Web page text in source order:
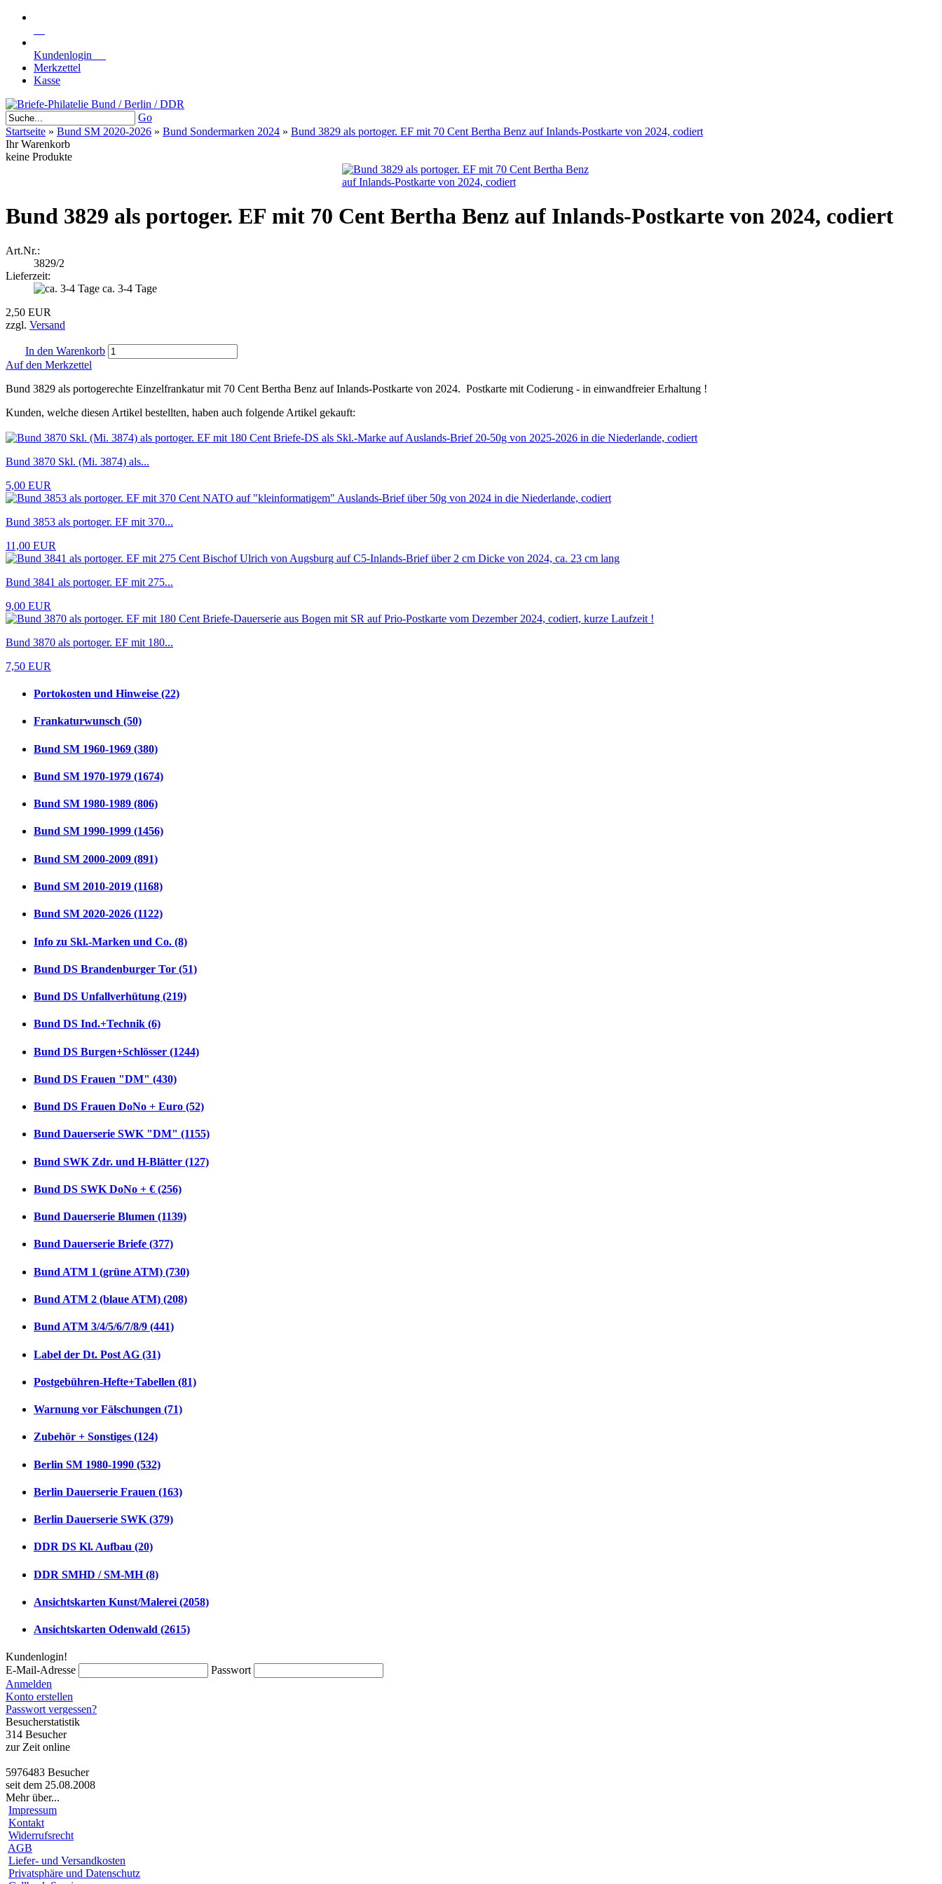
Kundenlogin
Merkzettel
Kasse
Go
Startseite » Bund SM 2020-2026 » Bund Sondermarken 2024 » Bund 3829 als portoger. EF mit 70 Cent Bertha Benz auf Inlands-Postkarte von 2024, codiert
Ihr Warenkorb
keine Produkte
Bund 3829 als portoger. EF mit 70 Cent Bertha Benz auf Inlands-Postkarte von 2024, codiert
Art.Nr.:
3829/2
Lieferzeit:
ca. 3-4 Tage
2,50 EUR
zzgl. Versand
In den Warenkorb
Auf den Merkzettel
Bund 3829 als portogerechte Einzelfrankatur mit 70 Cent Bertha Benz auf Inlands-Postkarte von 2024. Postkarte mit Codierung - in einwandfreier Erhaltung !
Kunden, welche diesen Artikel bestellten, haben auch folgende Artikel gekauft:
Bund 3870 Skl. (Mi. 3874) als...
5,00 EUR
Bund 3853 als portoger. EF mit 370...
11,00 EUR
Bund 3841 als portoger. EF mit 275...
9,00 EUR
Bund 3870 als portoger. EF mit 180...
7,50 EUR
Portokosten und Hinweise (22)
Frankaturwunsch (50)
Bund SM 1960-1969 (380)
Bund SM 1970-1979 (1674)
Bund SM 1980-1989 (806)
Bund SM 1990-1999 (1456)
Bund SM 2000-2009 (891)
Bund SM 2010-2019 (1168)
Bund SM 2020-2026 (1122)
Info zu Skl.-Marken und Co. (8)
Bund DS Brandenburger Tor (51)
Bund DS Unfallverhütung (219)
Bund DS Ind.+Technik (6)
Bund DS Burgen+Schlösser (1244)
Bund DS Frauen "DM" (430)
Bund DS Frauen DoNo + Euro (52)
Bund Dauerserie SWK "DM" (1155)
Bund SWK Zdr. und H-Blätter (127)
Bund DS SWK DoNo + € (256)
Bund Dauerserie Blumen (1139)
Bund Dauerserie Briefe (377)
Bund ATM 1 (grüne ATM) (730)
Bund ATM 2 (blaue ATM) (208)
Bund ATM 3/4/5/6/7/8/9 (441)
Label der Dt. Post AG (31)
Postgebühren-Hefte+Tabellen (81)
Warnung vor Fälschungen (71)
Zubehör + Sonstiges (124)
Berlin SM 1980-1990 (532)
Berlin Dauerserie Frauen (163)
Berlin Dauerserie SWK (379)
DDR DS Kl. Aufbau (20)
DDR SMHD / SM-MH (8)
Ansichtskarten Kunst/Malerei (2058)
Ansichtskarten Odenwald (2615)
Kundenlogin!
E-Mail-Adresse
Passwort
Anmelden
Konto erstellen
Passwort vergessen?
Besucherstatistik
314 Besucher
zur Zeit online
5976483 Besucher
seit dem 25.08.2008
Mehr über...
Impressum
Kontakt
Widerrufsrecht
AGB
Liefer- und Versandkosten
Privatsphäre und Datenschutz